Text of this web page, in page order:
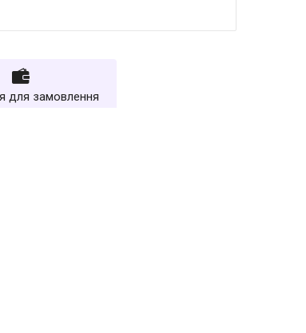
для замовлення